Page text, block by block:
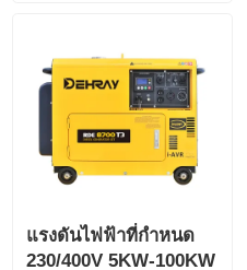
แรงดันไฟฟ้าที่กำหนด
230/400V 5KW-100KW